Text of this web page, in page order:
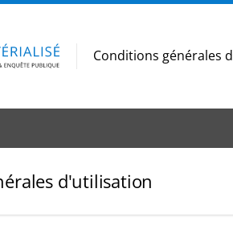
Conditions générales
d'utilisation